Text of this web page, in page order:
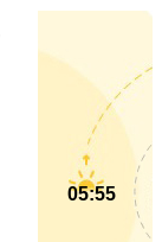
05:55